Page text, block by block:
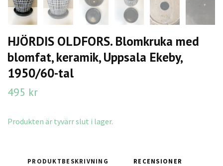
HJÖRDIS OLDFORS. Blomkruka med
blomfat, keramik, Uppsala Ekeby,
1950/60-tal
495 kr
Produkten är tyvärr slut i lager.
PRODUKTBESKRIVNING RECENSIONER